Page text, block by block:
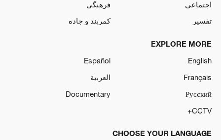
اجتماعی
فرهنگی
تفسیر
کمربند و جاده
EXPLORE MORE
English
Español
Français
العربية
Русский
Documentary
CCTV+
CHOOSE YOUR LANGUAGE